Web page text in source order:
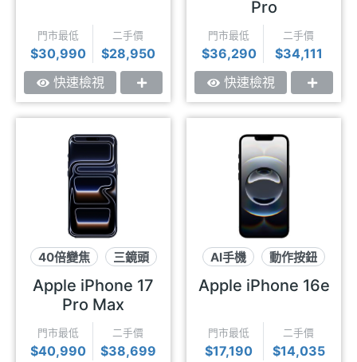
門市最低
$30,990
二手價
$28,950
快速檢視
Pro
門市最低
$36,290
二手價
$34,111
快速檢視
40倍變焦
三鏡頭
鋁金屬
Apple iPhone 17
Pro Max
門市最低
$40,990
二手價
$38,699
AI手機
動作按鈕
USB-C
Apple iPhone 16e
門市最低
$17,190
二手價
$14,035